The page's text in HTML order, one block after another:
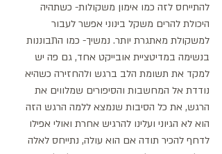
להתייחס לזה כמו אימון משקולות- כשתהיה
היכולת להרים משקל בינוני אפשר לעבור
למשקולת מאתגרת יותר. נמשיך- כמו התבוננות
בנשימה במדיטציית אובייקט אחד, גם פה יש
למקד את תשומת הלב ברגש ולהחזירה כשהיא
נודדת אל המחשבות והסיפורים שמלווים את
הרגש, את כל הסיבות שנמצא ללמה הרגש הזה
הוא לא הגיוני ועלינו להרגיש אחרת ואולי אפילו
לדחף להכיר תודה אם הוא עולה, נתייחס לאלה